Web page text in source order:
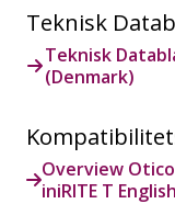
Teknisk
Teknisk
(Denmark)
Overview
iniRITE T